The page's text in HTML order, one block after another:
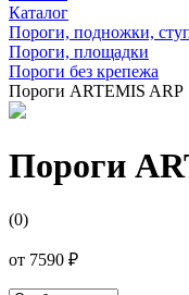
Каталог
Пороги, подножки,
Пороги, площадки
Пороги без крепежа
Пороги ARTEMIS ARP
Пороги
(0)
от 7590 ₽